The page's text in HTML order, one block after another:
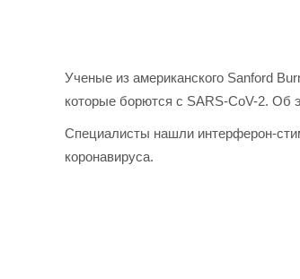
Ученые из американского Sanford
которые борются с SARS-CoV-2. Об
Специалисты нашли интерферон-
коронавируса.